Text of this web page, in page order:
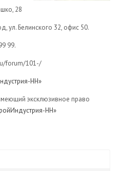
28
ул. Белинского 32, офис 50.
99.
forum/101-/
НН»
эксклюзивное право
НН»